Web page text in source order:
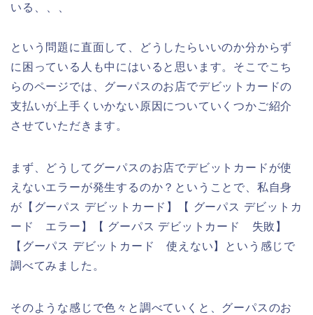
いる、、、
という問題に直面して、どうしたらいいのか分からず
に困っている人も中にはいると思います。そこでこち
らのページでは、グーパスのお店でデビットカードの
支払いが上手くいかない原因についていくつかご紹介
させていただきます。
まず、どうしてグーパスのお店でデビットカードが使
えないエラーが発生するのか？ということで、私自身
が【グーパス デビットカード】【 グーパス デビットカ
ード エラー】【 グーパス デビットカード 失敗】
【グーパス デビットカード 使えない】という感じで
調べてみました。
そのような感じで色々と調べていくと、グーパスのお